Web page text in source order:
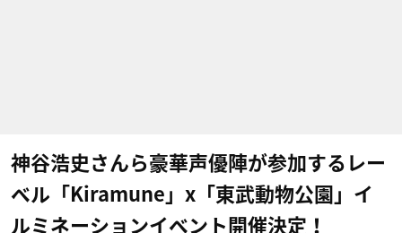
神谷浩史さんら豪華声優陣が参加するレー
ベル「Kiramune」x「東武動物公園」イ
ルミネーションイベント開催決定！